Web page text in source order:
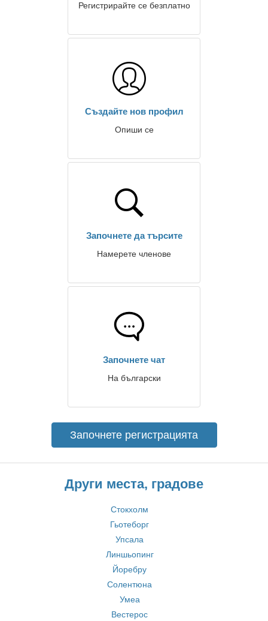
Регистрирайте се безплатно
Създайте нов профил
Опиши се
Започнете да търсите
Намерете членове
Започнете чат
На български
Започнете регистрацията
Други места, градове
Стокхолм
Гьотеборг
Упсала
Линшьопинг
Йоребру
Солентюна
Умеа
Вестерос